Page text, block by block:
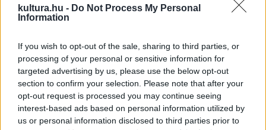
kultura.hu - Do Not Process My Personal
Information
If you wish to opt-out of the sale, sharing to third parties, or
processing of your personal or sensitive information for
targeted advertising by us, please use the below opt-out
section to confirm your selection. Please note that after your
opt-out request is processed you may continue seeing
interest-based ads based on personal information utilized by
us or personal information disclosed to third parties prior to
MÚZEUMOK
MEGOSZTÁS